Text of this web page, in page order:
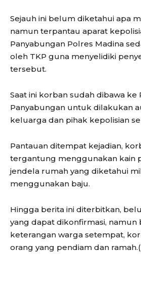
Sejauh ini belum diketahui apa
namun terpantau aparat
Panyabungan Polres Madina
oleh TKP guna menyelidiki
tersebut.
Saat ini korban sudah dibawa ke
Panyabungan untuk dilakukan
keluarga dan pihak kepolisian
Pantauan ditempat kejadian,
tergantung menggunakan kain
jendela rumah yang diketahui
menggunakan baju.
Hingga berita ini diterbitkan,
yang dapat dikonfirmasi, namun
keterangan warga setempat,
orang yang pendiam dan